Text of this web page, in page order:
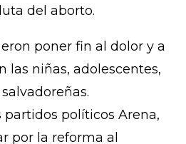
del aborto.
poner fin al dolor y a
las niñas, adolescentes,
políticos Arena,
por la reforma al